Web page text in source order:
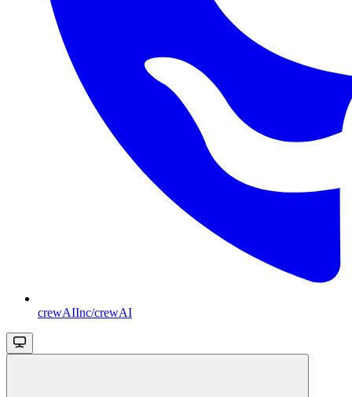
crewAIInc/crewAI